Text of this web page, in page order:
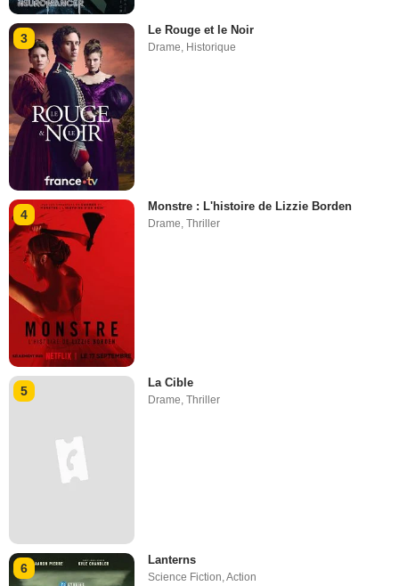
3
Le Rouge et le Noir
Drame Historique
4
Monstre : L'histoire de Lizzie Borden
Drame,Thriller
5
La Cible
Drame,Thriller
6
Lanterns
Science Fiction ,Action